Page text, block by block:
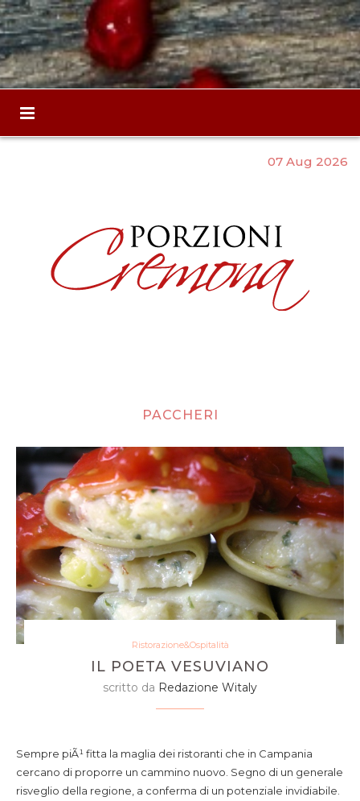
07 Aug 2026
PACCHERI
Ristorazione&Ospitalità
IL POETA VESUVIANO
scritto da Redazione Witaly
paccheri con baccalÃ mantecato
Sempre piÃ¹ fitta la maglia dei ristoranti che in Campania
cercano di proporre un cammino nuovo. Segno di un generale
risveglio della regione, a conferma di un potenziale invidiabile.